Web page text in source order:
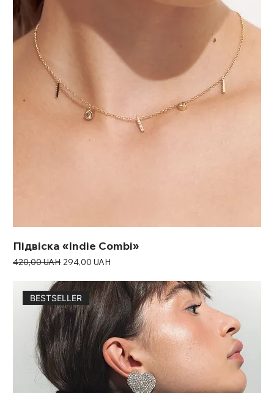
Підвіска «Indie Combi»
Звичайна ціна
420,00 UAH За розпродажем
294,00 UAH
BESTSELLER